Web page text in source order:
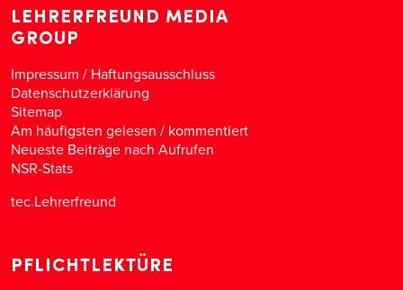
LEHRERFREUND MEDIA
GROUP
Impressum / Haftungsausschluss
Datenschutzerklärung
Sitemap
Am häufigsten gelesen / kommentiert
Neueste Beiträge nach Aufrufen
NSR-Stats
tec.Lehrerfreund
PFLICHTLEKTÜRE